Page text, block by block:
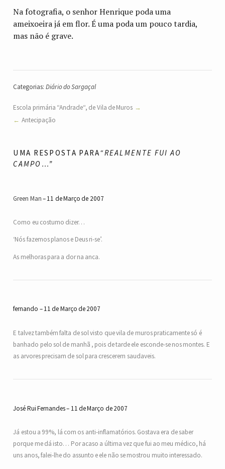
Na fotografia, o senhor Henrique poda uma
ameixoeira já em flor. É uma poda um pouco tardia,
mas não é grave.
Categorias: Diário do Sargaçal
Escola primária “Andrade“, de Vila de Muros
Antecipação
UMA RESPOSTA PARA“REALMENTE FUI AO
CAMPO…”
Green Man 11 de Março de 2007
Como eu costumo dizer…
‘Nós fazemos planos e Deus ri-se’.
As melhoras para a dor na anca.
fernando 11 de Março de 2007
E talvez também falta de sol visto que vila de muros praticamente só é
banhado pelo sol de manhã , pois de tarde ele esconde-se nos montes. E
as arvores precisam de sol para crescerem saudaveis.
José Rui Fernandes 11 de Março de 2007
Já estou a 99%, lá com os anti-inflamatórios. Gostava era de saber
porque me dá isto… Por acaso a última vez que fui ao meu médico, há
uns anos, falei-lhe do assunto e ele não se mostrou muito interessado.